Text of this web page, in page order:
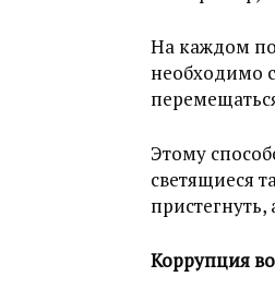
На каждом
необходимо
Этому
светящиеся
Коррупция